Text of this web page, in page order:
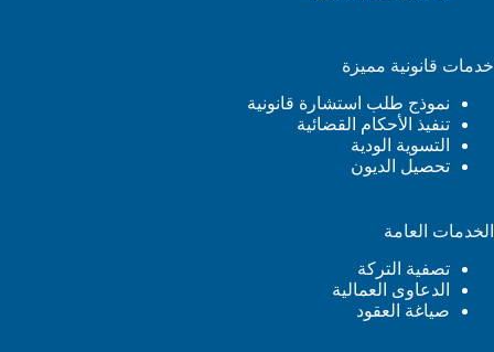
خدمات قانونية مميزة
نموذج طلب استشارة قانونية
تنفيذ الأحكام القضائية
التسوية الودية
تحصيل الديون
الخدمات العامة
تصفية التركة
الدعاوى العمالية
صياغة العقود